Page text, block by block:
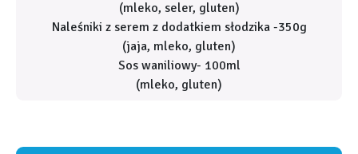
(mleko, seler, gluten)
Naleśniki z serem z dodatkiem słodzika -350g
(jaja, mleko, gluten)
Sos waniliowy- 100ml
(mleko, gluten)